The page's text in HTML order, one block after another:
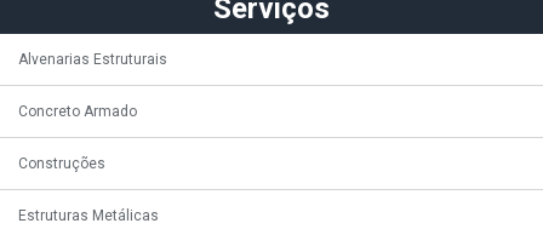
Serviços
Alvenarias Estruturais
Concreto Armado
Construções
Estruturas Metálicas